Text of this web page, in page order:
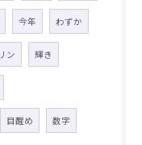
今年 わずか
ン 輝き
目醒め 数字